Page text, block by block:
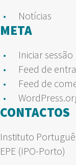
Notícias
META
Iniciar sessão
Feed de
Feed de
CONTACTOS
Instituto
EPE (IPO-Porto)